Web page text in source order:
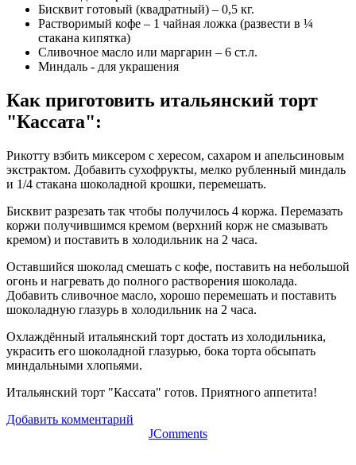
Бисквит готовый (квадратный) – 0,5 кг.
Растворимый кофе – 1 чайная ложка (развести в ¼
стакана кипятка)
Сливочное масло или маргарин – 6 ст.л.
Миндаль - для украшения
Как приготовить итальянский торт
"Кассата":
Рикотту взбить миксером с хересом, сахаром и апельсиновым
экстрактом. Добавить сухофрукты, мелко рубленный миндаль
и 1/4 стакана шоколадной крошки, перемешать.
Бисквит разрезать так чтобы получилось 4 коржа. Перемазать
коржи получившимся кремом (верхний корж не смазывать
кремом) и поставить в холодильник на 2 часа.
Оставшийся шоколад смешать с кофе, поставить на небольшой
огонь и нагревать до полного растворения шоколада.
Добавить сливочное масло, хорошо перемешать и поставить
шоколадную глазурь в холодильник на 2 часа.
Охлаждённый итальянский торт достать из холодильника,
украсить его шоколадной глазурью, бока торта обсыпать
миндальными хлопьями.
Итальянский торт "Кассата" готов. Приятного аппетита!
Добавить комментарий
JComments